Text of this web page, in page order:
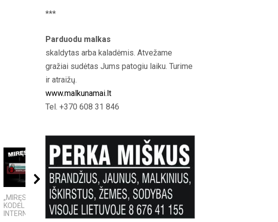
08:11
„MIRĘS INTERNETAS“:
KODĖL DIDŽIOJI DALIS
INTERNETO NĖRA...
08:05
5 SENOVĖS
TECHNOLOGIJOS,
KURIŲ...
„Sostų karai" -
įspūdingas fantastinio
pasaulio fenomenas
***
Parduodu malkas
skaldytas arba kaladėmis. Atvežame
gražiai sudėtas Jums patogiu laiku. Turime
ir atraižų.
www.malkunamai.lt
Tel. +370 608 31 846